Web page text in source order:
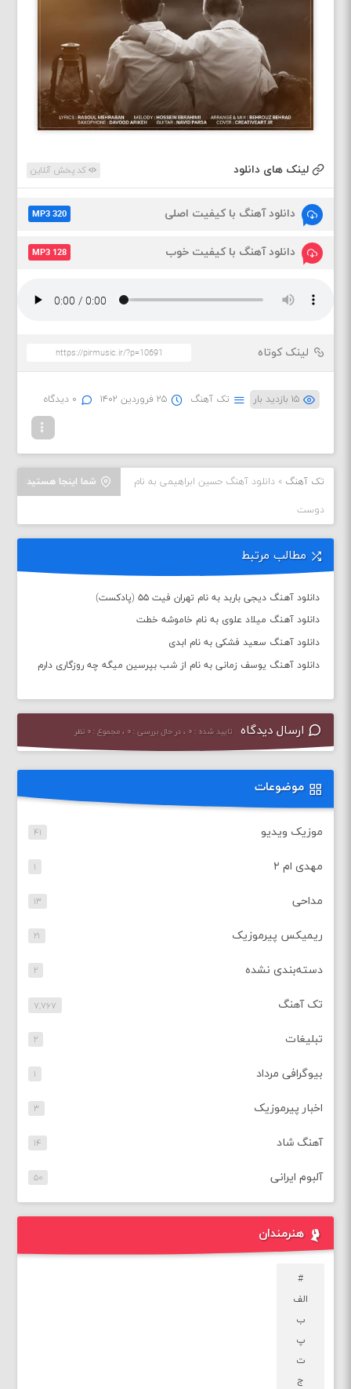
لینک های دانلود کد پخش آنلاین
دانلود آهنگ با کیفیت اصلی MP3 320
دانلود آهنگ با کیفیت خوب MP3 128
لینک کوتاه
۱۵ بازدید بار تک آهنگ ۲۵ فروردین ۱۴۰۲ ۰ دیدگاه
شما اینجا هستید تک آهنگ »دانلود آهنگ حسین ابراهیمی به نام
دوست
مطالب مرتبط
دانلود آهنگ دیجی باربد به نام تهران فیت ۵۵ (پادکست)
دانلود آهنگ میلاد علوی به نام خاموشه خطت
دانلود آهنگ سعید فشکی به نام ابدی
دانلود آهنگ یوسف زمانی به نام از شب بپرسین میگه چه روزگاری دارم
ارسال دیدگاه تایید شده : ۰ ، در حال بررسی : ۰ ، مجموع : ۰ نظر
موضوعات
موزیک ویدیو ۴۱
مهدی ام ۲ ۱
مداحی ۱۳
ریمیکس پیرموزیک ۲۱
دسته‌بندی نشده ۲
تک آهنگ ۷,۷۶۷
تبلیغات ۲
بیوگرافی مرداد ۱
اخبار پیرموزیک ۳
آهنگ شاد ۱۴
آلبوم ایرانی ۵۰
هنرمندان
#
الف
ب
پ
ت
ج